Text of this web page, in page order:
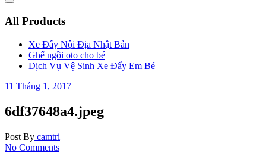
Catalog
All Products
Xe Đẩy Nội Địa Nhật Bản
Ghế ngồi oto cho bé
Dịch Vụ Vệ Sinh Xe Đẩy Em Bé
11 Tháng 1, 2017
6df37648a4.jpeg
Post By camtri
No Comments